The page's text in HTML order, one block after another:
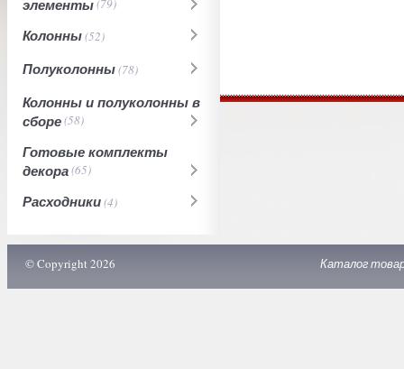
элементы(79)
Колонны(52)
Полуколонны(78)
Колонны и полуколонны в
сборе(58)
Готовые комплекты
декора(65)
Расходники(4)
© Copyright 2026 Каталог